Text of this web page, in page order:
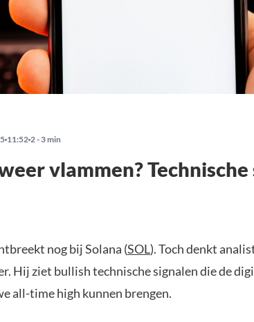
11:52 2 - 3 min
vlammen?
nog bij Solana (SOL). Toch denkt
Hij ziet bullish technische signalen die de
all-time high kunnen brengen.